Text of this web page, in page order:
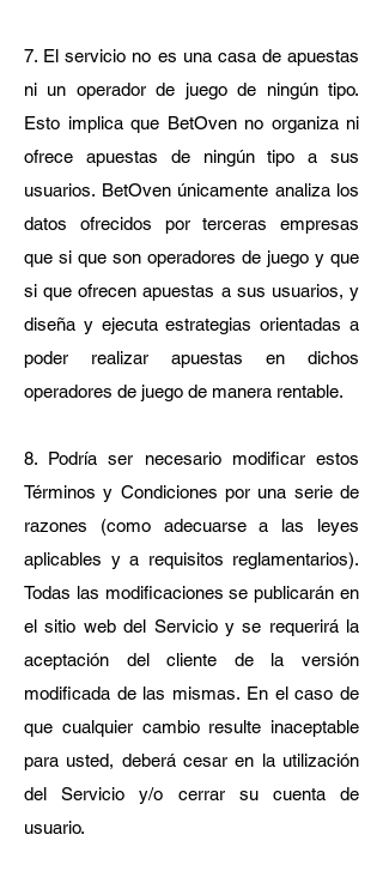
7. El servicio no es una casa de apuestas
ni un operador de juego de ningún tipo.
Esto implica que BetOven no organiza ni
ofrece apuestas de ningún tipo a sus
usuarios. BetOven únicamente analiza los
datos ofrecidos por terceras empresas
que si que son operadores de juego y que
si que ofrecen apuestas a sus usuarios, y
diseña y ejecuta estrategias orientadas a
poder realizar apuestas en dichos
operadores de juego de manera rentable.
8. Podría ser necesario modificar estos
Términos y Condiciones por una serie de
razones (como adecuarse a las leyes
aplicables y a requisitos reglamentarios).
Todas las modificaciones se publicarán en
el sitio web del Servicio y se requerirá la
aceptación del cliente de la versión
modificada de las mismas. En el caso de
que cualquier cambio resulte inaceptable
para usted, deberá cesar en la utilización
del Servicio y/o cerrar su cuenta de
usuario.